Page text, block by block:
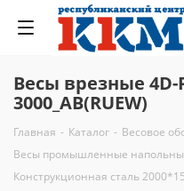
Весы врезные 4D-
3000_AB(RUEW)
Главная - Каталог - Весовое
Весы промышленные
Конструкционная сталь